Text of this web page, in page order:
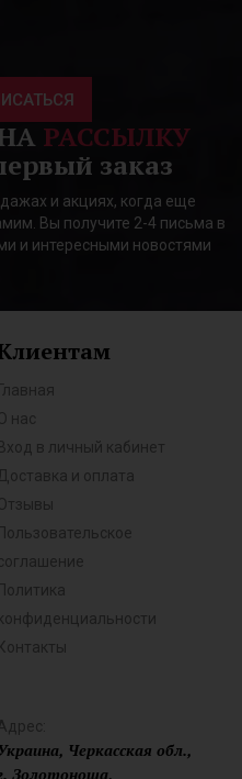
РАССЫЛКУ
заказ
и акциях, когда еще
Вы получите 2-4 письма в
и интересными новостями
Главная
нас
Вход в личный кабинет
Доставка и оплата
Пользовательское
Политика
Контакты
Украина, Черкасская обл.,
Золотоноша,